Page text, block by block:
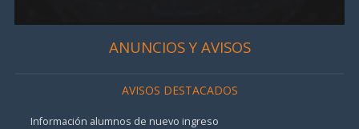
ANUNCIOS Y AVISOS
AVISOS DESTACADOS
Información alumnos de nuevo ingreso